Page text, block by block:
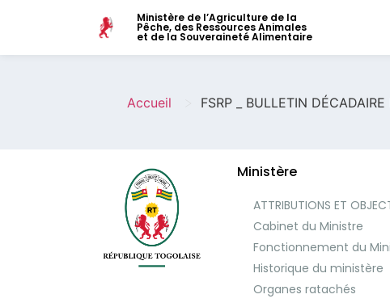
Ministère de l’Agriculture de la
Pêche, des Ressources Animales
et de la Souveraineté Alimentaire
Accueil FSRP _ BULLETIN
Ministère
ATTRIBUTIONS ET
Cabinet du Ministre
Fonctionnement du
Historique du ministère
Organes ratachés